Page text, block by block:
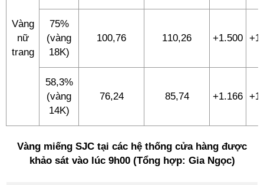
Vàng
nữ
trang
75%
(vàng
18K)
100,76 110,26 +1.500
58,3%
(vàng
14K)
76,24 85,74 +1.166
Vàng miếng SJC tại các hệ thống cửa hàng được
khảo sát vào lúc 9h00 (Tổng hợp: Gia Ngọc)